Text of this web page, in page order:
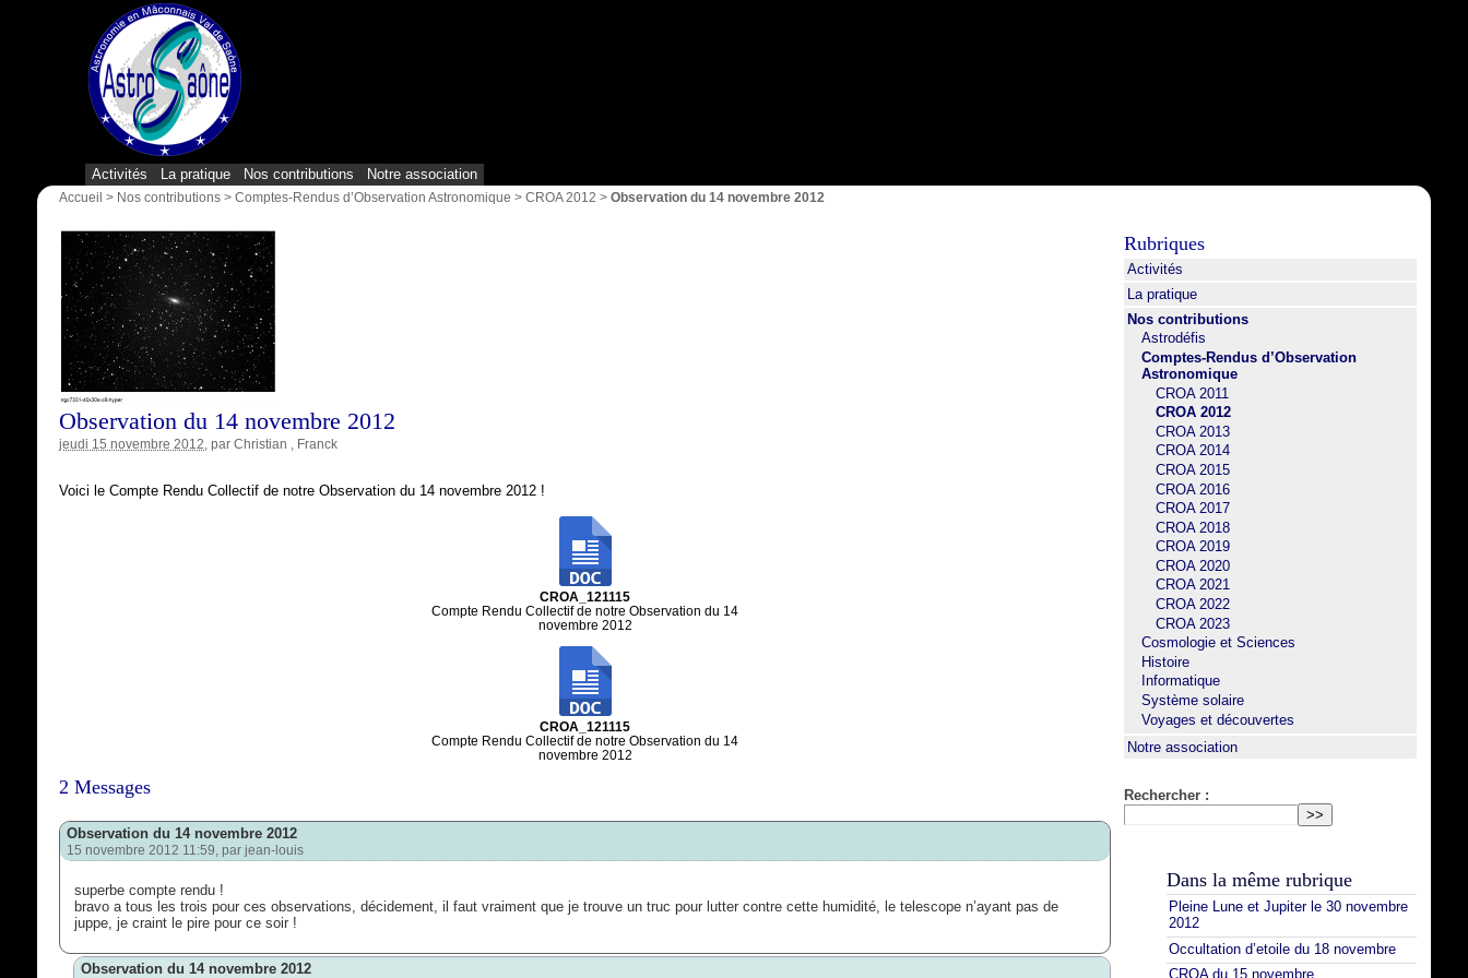
Activités La pratique Nos contributions Notre association
Accueil > Nos contributions >Comptes-Rendus d’Observation Astronomique >CROA 2012 >Observation du 14 novembre 2012
Observation du 14 novembre 2012
jeudi 15 novembre 2012 , parChristian Franck
Voici le Compte Rendu Collectif de notre Observation du 14 novembre 2012 !
CROA_121115
Compte Rendu Collectif de notre Observation du 14
novembre 2012
CROA_121115
Compte Rendu Collectif de notre Observation du 14
novembre 2012
2 Messages
Observation du 14 novembre 2012
15 novembre 2012 11:59, parjean-louis
superbe compte rendu !
bravo a tous les trois pour ces observations, décidement, il faut vraiment que je trouve un truc pour lutter contre cette humidité, le telescope n’ayant pas de
juppe, je craint le pire pour ce soir !
Observation du 14 novembre 2012
Rubriques
Activités
La pratique
Nos contributions
Astrodéfis
Comptes-Rendus d’Observation
Astronomique
CROA 2011
CROA 2012
CROA 2013
CROA 2014
CROA 2015
CROA 2016
CROA 2017
CROA 2018
CROA 2019
CROA 2020
CROA 2021
CROA 2022
CROA 2023
Cosmologie et Sciences
Histoire
Informatique
Système solaire
Voyages et découvertes
Notre association
Rechercher :
Dans la même rubrique
Pleine Lune et Jupiter le 30 novembre
2012
Occultation d’etoile du 18 novembre
CROA du 15 novembre